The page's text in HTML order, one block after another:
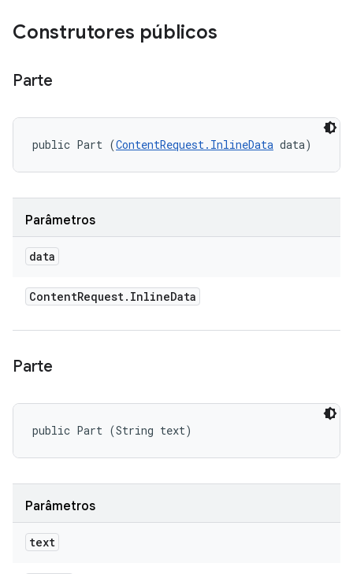
Construtores públicos
Parte
public Part (ContentRequest.InlineData data)
Parâmetros
data
ContentRequest. InlineData
Parte
public Part (String text)
Parâmetros
text